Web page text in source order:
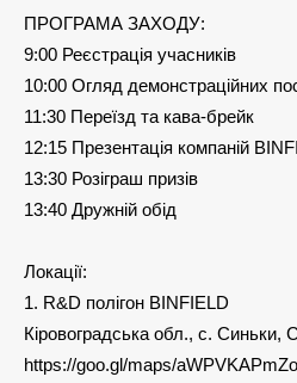
ПРОГРАМА ЗАХОДУ:
9:00 Реєстрація учасників
10:00 Огляд демонстраційних
11:30 Переїзд та кава-брейк
12:15 Презентація компаній
13:30 Розіграш призів
13:40 Дружній обід
Локації:
1. R&D полігон BINFIELD
Кіровоградська обл., с.
https://goo.gl/maps/